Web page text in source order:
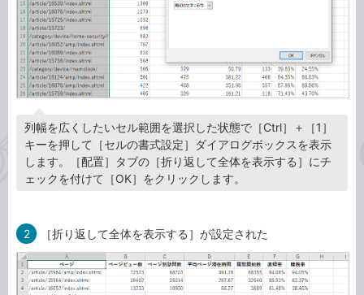
列幅を広くしたいセル範囲を選択した状態で［Ctrl］＋［1］
キーを押して［セルの書式設定］ダイアログボックスを表示
します。［配置］タブの［折り返して全体を表示する］にチ
ェックを付けて［OK］をクリックします。
2 ［折り返して全体を表示する］が設定された